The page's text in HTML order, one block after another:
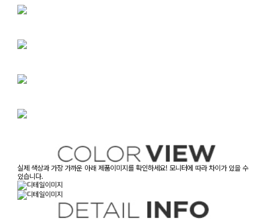
실제 색상과 가장 가까운 아래 제품이미지를 확인하세요! 모니터에 따라 차이가 있을 수
있습니다.